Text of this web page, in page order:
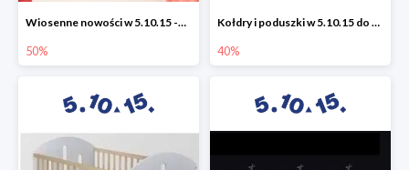
Wiosenne nowości w 5.10.15 -50%
50%
Kołdry i poduszki w 5.10.15 do -40%
40%